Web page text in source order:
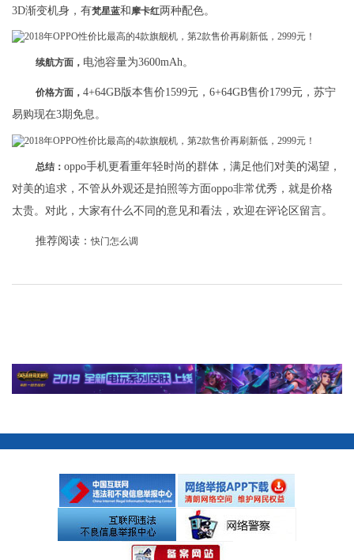
3D渐变机身，有梵星蓝和摩卡红两种配色。
续航方面， 电池容量为3600mAh。
价格方面， 4+64GB版本售价1599元，6+64GB售价1799元，苏宁
易购现在3期免息。
总结： oppo手机更看重年轻时尚的群体，满足他们对美的渴望，
对美的追求，不管从外观还是拍照等方面oppo非常优秀，就是价格
太贵。对此，大家有什么不同的意见和看法，欢迎在评论区留言。
推荐阅读：快门怎么调